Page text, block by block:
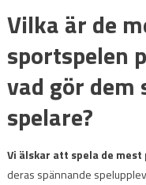
Vilka är de
sportspelen
vad gör
spelare?
Vi älskar att spela de
deras spännande